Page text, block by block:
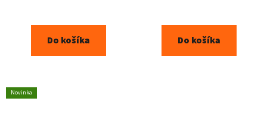
Do košíka Do košíka
Novinka